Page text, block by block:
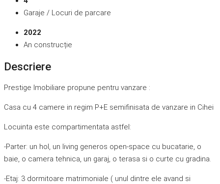
Garaje / Locuri de parcare
2022
An construcție
Descriere
Prestige Imobiliare propune pentru vanzare :
Casa cu 4 camere in regim P+E semifinisata de vanzare in Cihei
Locuinta este compartimentata astfel:
-Parter: un hol, un living generos open-space cu bucatarie, o
baie, o camera tehnica, un garaj, o terasa si o curte cu gradina.
-Etaj: 3 dormitoare matrimoniale ( unul dintre ele avand si